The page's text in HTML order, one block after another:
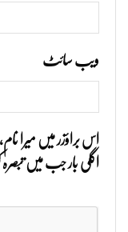
ویب‌ سائٹ
اس براؤزر میں میرا
اگلی بار جب میں